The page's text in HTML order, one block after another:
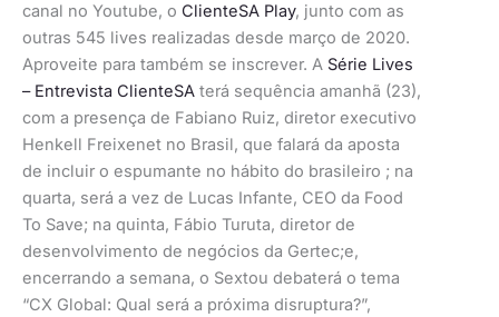
canal no Youtube, o ClienteSA Play, junto com as
outras 545 lives realizadas desde março de 2020.
Aproveite para também se inscrever. A Série Lives
– Entrevista ClienteSA terá sequência amanhã (23),
com a presença de Fabiano Ruiz, diretor executivo
Henkell Freixenet no Brasil, que falará da aposta
de incluir o espumante no hábito do brasileiro ; na
quarta, será a vez de Lucas Infante, CEO da Food
To Save; na quinta, Fábio Turuta, diretor de
desenvolvimento de negócios da Gertec;e,
encerrando a semana, o Sextou debaterá o tema
“CX Global: Qual será a próxima disruptura?”,